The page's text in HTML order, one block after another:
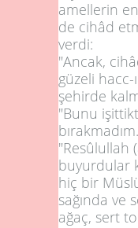
amellerin
de cihâd
verdi:
"Ancak,
güzeli
şehirde
"Bunu
"Resûlullah
buyurdular
hiç bir
sağında ve
ağaç, sert